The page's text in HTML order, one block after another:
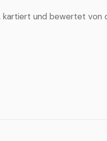
kartiert und bewertet von